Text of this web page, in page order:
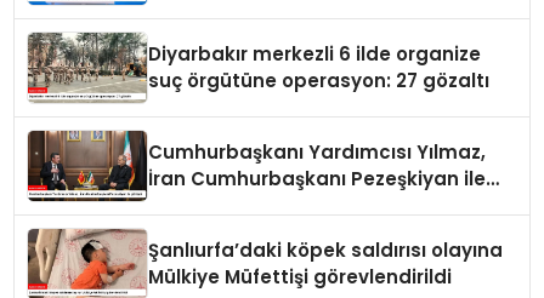
Diyarbakır merkezli 6 ilde organize
suç örgütüne operasyon: 27 gözaltı
Cumhurbaşkanı Yardımcısı Yılmaz,
İran Cumhurbaşkanı Pezeşkiyan ile
Şanlıurfa’daki köpek saldırısı olayına
Mülkiye Müfettişi görevlendirildi